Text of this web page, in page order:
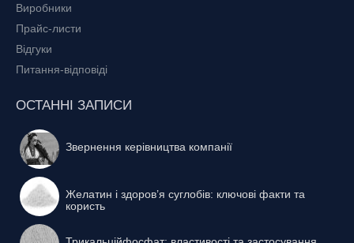
Виробники
Прайс-листи
Відгуки
Питання-відповіді
ОСТАННІ ЗАПИСИ
Звернення керівництва компанії
Желатин і здоров’я суглобів: ключові факти та
користь